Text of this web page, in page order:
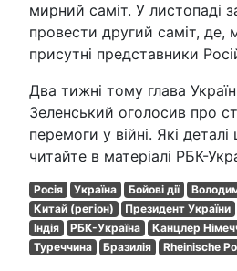
мирний саміт. У листопаді
провести другий саміт, де,
присутні представники
Два тижні тому глава
Зеленський оголосив про
перемоги у війні. Які
читайте в матеріалі РБК-
Росія Україна Бойові дії
Китай (регіон)
Президент України
Індія
РБК-Україна
Канцлер
Туреччина
Бразилія Rheinische